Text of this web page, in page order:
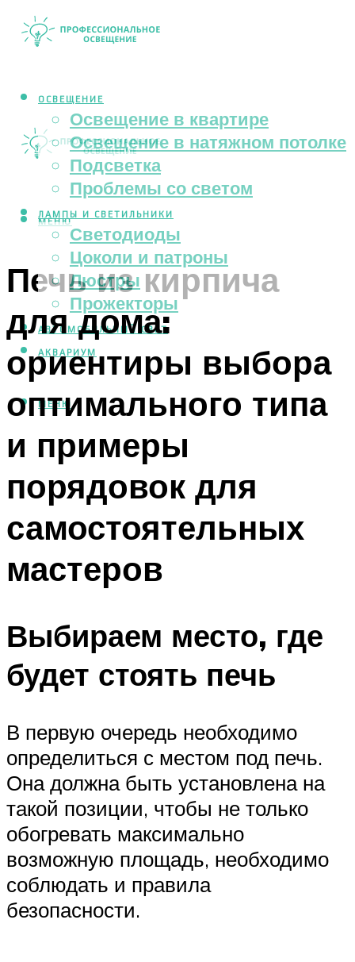
ОСВЕЩЕНИЕ
Освещение в квартире
Освещение в натяжном потолке
Подсветка
Проблемы со светом
ЛАМПЫ И СВЕТИЛЬНИКИ
Светодиоды
Цоколи и патроны
Люстры
Прожекторы
АВТОМОБИЛЬНЫЙ СВЕТ
АКВАРИУМ
МЕНЮ
МЕНЮ
Печь из кирпича
для дома:
ориентиры выбора
оптимального типа
и примеры
порядовок для
самостоятельных
мастеров
Выбираем место, где
будет стоять печь
В первую очередь необходимо
определиться с местом под печь.
Она должна быть установлена на
такой позиции, чтобы не только
обогревать максимально
возможную площадь, необходимо
соблюдать и правила
безопасности.